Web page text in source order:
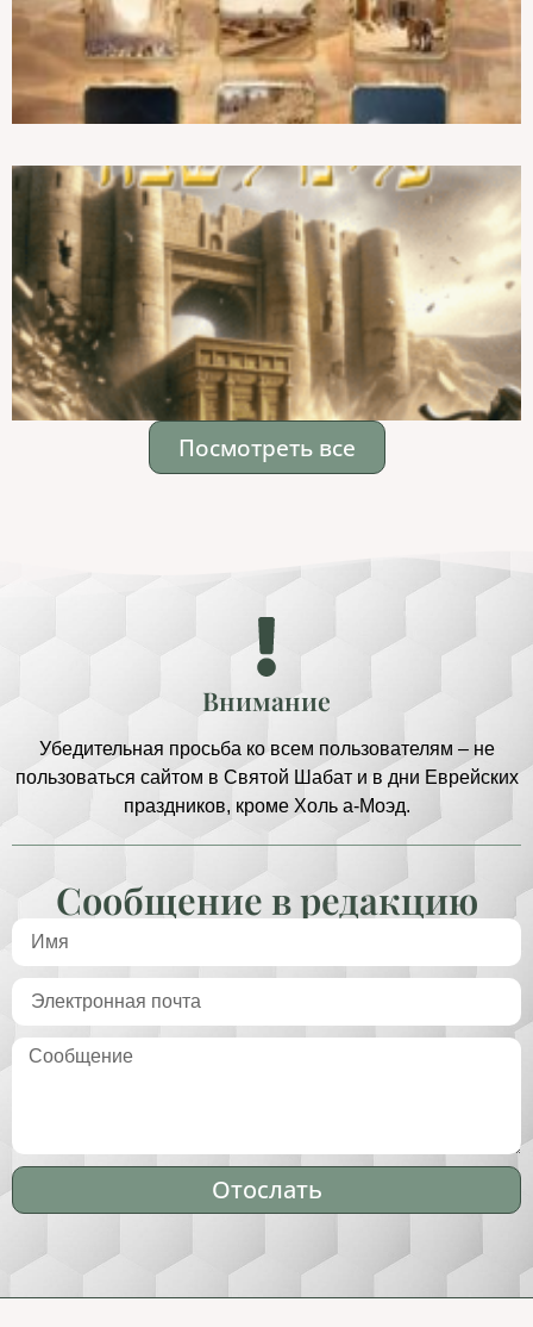
Посмотреть все
Внимание
Убедительная просьба ко всем пользователям – не
пользоваться сайтом в Святой Шабат и в дни Еврейских
праздников, кроме Холь а-Моэд.
Сообщение в редакцию
Отослать